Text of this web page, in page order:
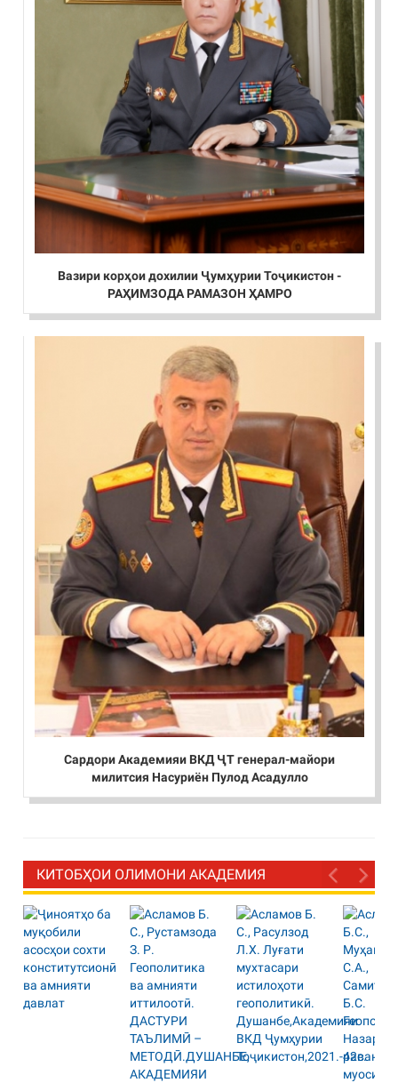
Вазири корҳои дохилии Ҷумҳурии Тоҷикистон -
РАҲИМЗОДА РАМАЗОН ҲАМРО
Сардори Академияи ВКД ҶТ генерал-майори
милитсия Насуриён Пулод Асадулло
КИТОБҲОИ ОЛИМОНИ АКАДЕМИЯ